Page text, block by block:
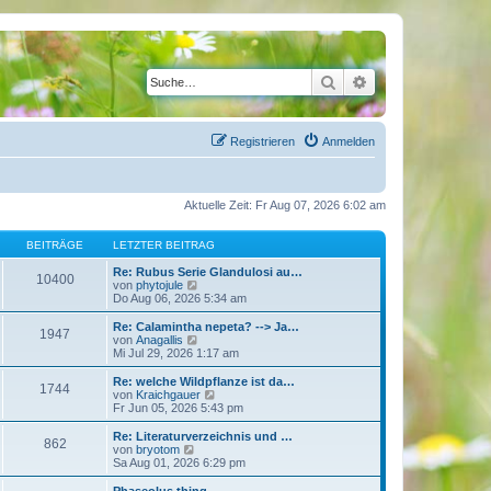
SucheErweiterte Suche
Anmelden
Registrieren
Aktuelle Zeit: Fr Aug 07, 2026 6:02 am
BEITRÄGE LETZTER BEITRAG
10400
Re: Rubus Serie Glandulosi au…
von phytojule
e
u
e
t
r
B
e
i
r
g
Do Aug 06, 2026 5:34 am
1947
Re: Calamintha nepeta? --> Ja…
von Anagallis
e
u
e
s
t
B
e
i
Mi Jul 29, 2026 1:17 am
1744
Re: welche Wildpflanze ist da…
von Kraichgauer
e
u
e
t
Fr Jun 05, 2026 5:43 pm
862
Re: Literaturverzeichnis und …
von bryotom
e
u
e
Sa Aug 01, 2026 6:29 pm